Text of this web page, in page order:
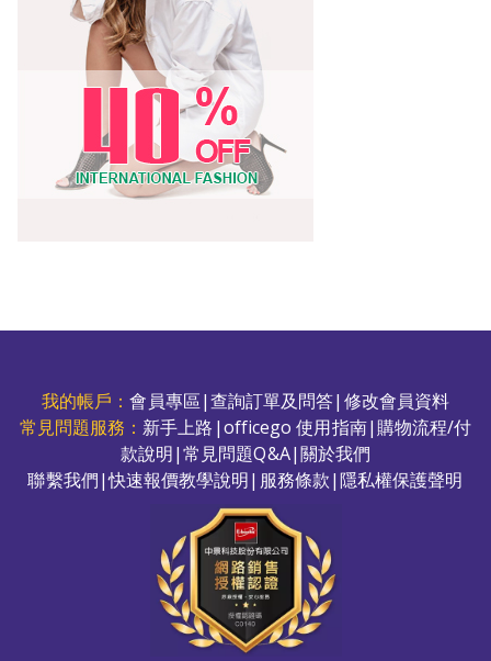
我的帳戶：會員專區|查詢訂單及問答| 修改會員資料
常見問題服務： 新手上路 |officego 使用指南|購物流程/付
款說明|常見問題Q&A|關於我們
聯繫我們|快速報價教學說明| 服務條款|隱私權保護聲明